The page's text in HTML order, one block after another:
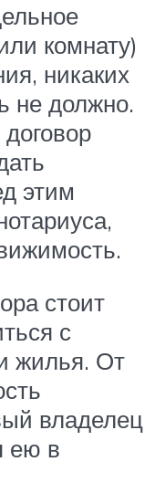
комнату)
никаких
не должно.
этим
стоит
с
жилья. От
владелец
ею в